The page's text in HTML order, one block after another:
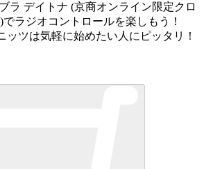
ラ デイトナ (京商オンライン限定クロ
ラジオコントロールを楽しもう！
ッツは気軽に始めたい人にピッタリ！